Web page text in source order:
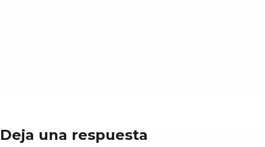
Deja una respuesta